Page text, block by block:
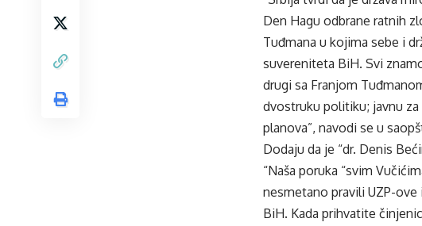
Den Hagu odbrane ratnih
Tuđmana u kojima sebe i
suvereniteta BiH. Svi
drugi sa Franjom
dvostruku politiku; javnu
planova”, navodi se u
Dodaju da je “dr. Denis
“Naša poruka “svim
nesmetano pravili UZP-
BiH. Kada prihvatite